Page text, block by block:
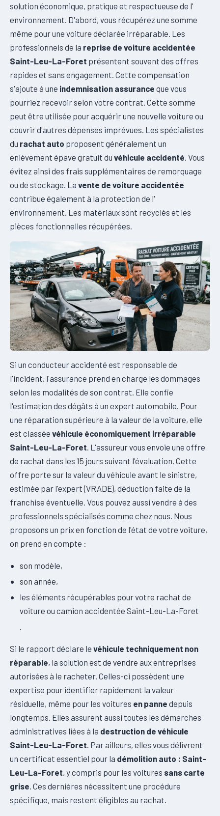
solution économique, pratique et respectueuse de l'
environnement. D'abord, vous récupérez une somme
même pour une voiture déclarée irréparable. Les
professionnels de la reprise de voiture accidentée
Saint-Leu-La-Foret présentent souvent des offres
rapides et sans engagement. Cette compensation
s'ajoute à une indemnisation assurance que vous
pourriez recevoir selon votre contrat. Cette somme
peut être utilisée pour acquérir une nouvelle voiture ou
couvrir d'autres dépenses imprévues. Les spécialistes
du rachat auto proposent généralement un
enlèvement épave gratuit du véhicule accidenté. Vous
évitez ainsi des frais supplémentaires de remorquage
ou de stockage. La vente de voiture accidentée
contribue également à la protection de l'
environnement. Les matériaux sont recyclés et les
pièces fonctionnelles récupérées.
Si un conducteur accidenté est responsable de
l'incident, l'assurance prend en charge les dommages
selon les modalités de son contrat. Elle confie
l'estimation des dégâts à un expert automobile. Pour
une réparation supérieure à la valeur de la voiture, elle
est classée véhicule économiquement irréparable
Saint-Leu-La-Foret . L'assureur vous envoie une offre
de rachat dans les 15 jours suivant l'évaluation. Cette
offre porte sur la valeur du véhicule avant le sinistre,
estimée par l'expert (VRADE), déduction faite de la
franchise éventuelle. Vous pouvez aussi vendre à des
professionnels spécialisés comme chez nous. Nous
proposons un prix en fonction de l'état de votre voiture,
on prend en compte :
son modèle,
son année,
les éléments récupérables pour votre rachat de
voiture ou camion accidentée Saint-Leu-La-Foret
Si le rapport déclare le véhicule techniquement non
réparable, la solution est de vendre aux entreprises
autorisées à le racheter. Celles-ci possèdent une
expertise pour identifier rapidement la valeur
résiduelle, même pour les voitures en panne depuis
longtemps. Elles assurent aussi toutes les démarches
administratives liées à la destruction de véhicule
Saint-Leu-La-Foret . Par ailleurs, elles vous délivrent
un certificat essentiel pour la démolition auto : Saint-
Leu-La-Foret, y compris pour les voitures sans carte
grise . Ces dernières nécessitent une procédure
spécifique, mais restent éligibles au rachat.